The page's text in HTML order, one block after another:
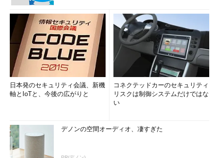
日本発のセキュリティ会議、新機
軸とIoTと、今後の広がりと
コネクテッドカーのセキュリティ
リスクは制御システムだけではな
い
デノンの空間オーディオ、凄すぎた